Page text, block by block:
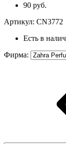
90 руб.
Артикул: CN3772
Есть в
Фирма: